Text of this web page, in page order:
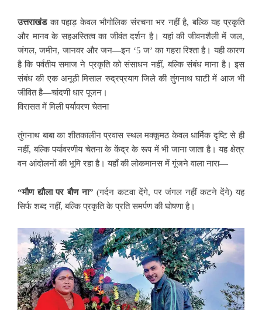
उत्तराखंडका पहाड़ केवल भौगोलिक संरचना भर नहीं है, बल्कि यह प्रकृति
और मानव के सहअस्तित्व का जीवंत दर्शन है। यहां की जीवनशैली में जल,
जंगल, जमीन, जानवर और जन—इन ‘5 ज’ का गहरा रिश्ता है। यही कारण
है कि पर्वतीय समाज ने प्रकृति को संसाधन नहीं, बल्कि संबंध माना है। इस
संबंध की एक अनूठी मिसाल रुद्रप्रयाग जिले की तुंगनाथ घाटी में आज भी
जीवित है—चांदणी धार पूजन।
विरासत में मिली पर्यावरण चेतना
तुंगनाथ बाबा का शीतकालीन प्रवास स्थल मक्कूमठ केवल धार्मिक दृष्टि से ही
नहीं, बल्कि पर्यावरणीय चेतना के केंद्र के रूप में भी जाना जाता है। यह क्षेत्र
वन आंदोलनों की भूमि रहा है। यहाँ की लोकमानस में गूंजने वाला नारा—
“मौण द्यौला पर बौण ना”(गर्दन कटवा देंगे, पर जंगल नहीं कटने देंगे) यह
सिर्फ शब्द नहीं, बल्कि प्रकृति के प्रति समर्पण की घोषणा है।